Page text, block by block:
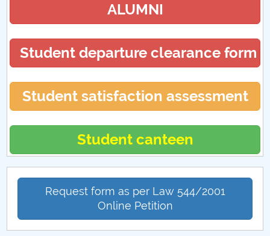
ALUMNI
Student departure clearance form
Student satisfaction assessment
Student canteen
Request form as per Law 544/2001
Online Petition